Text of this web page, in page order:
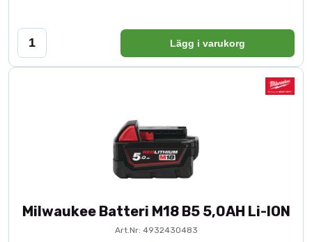
Lägg i varukorg
Milwaukee Batteri M18 B5 5,0AH Li-ION
Art.Nr: 4932430483